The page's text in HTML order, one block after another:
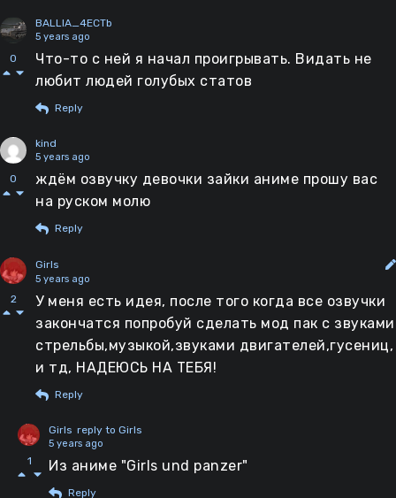
0
BALLIA_4ECTb
5 years ago
Что-то с ней я начал проигрывать. Видать не
любит людей голубых статов
Reply
0
kind
5 years ago
ждём озвучку девочки зайки аниме прошу вас
на руском молю
Reply
2
Girls
5 years ago
У меня есть идея, после того когда все озвучки
закончатся попробуй сделать мод пак с звуками
стрельбы,музыкой,звуками двигателей,гусениц,
и тд, НАДЕЮСЬ НА ТЕБЯ!
Reply
1
Girls reply to Girls
5 years ago
Из аниме "Girls und panzer"
Reply